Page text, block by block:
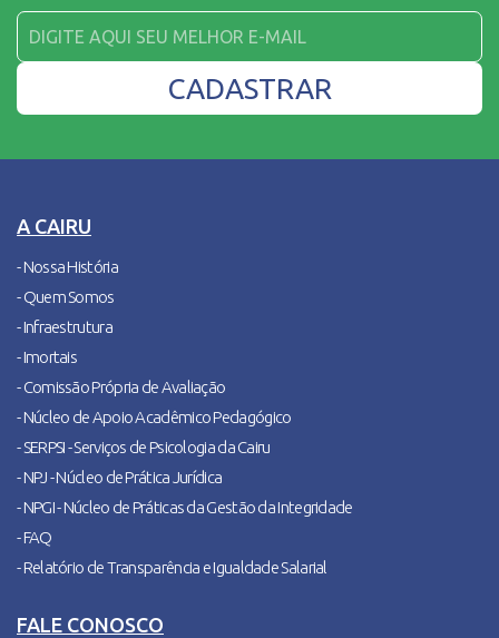
A CAIRU
- Nossa História
- Quem Somos
- Infraestrutura
- Imortais
- Comissão Própria de Avaliação
- Núcleo de Apoio Acadêmico Pedagógico
- SERPSI - Serviços de Psicologia da Cairu
- NPJ - Núcleo de Prática Jurídica
- NPGI - Núcleo de Práticas da Gestão da Integridade
- FAQ
- Relatório de Transparência e Igualdade Salarial
FALE CONOSCO